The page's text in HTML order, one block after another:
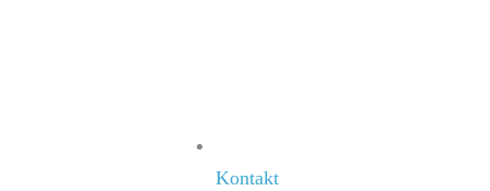
Kontakt